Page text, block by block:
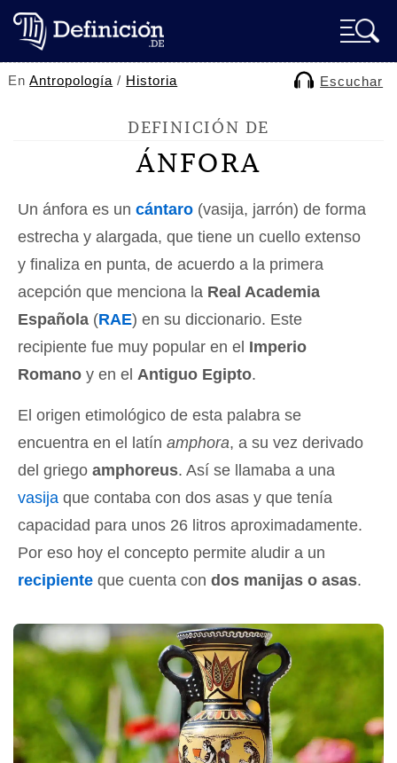
EnAntropología / Historia Escuchar
DEFINICIÓN DE
ÁNFORA
Un ánfora es un cántaro (vasija, jarrón) de forma
estrecha y alargada, que tiene un cuello extenso
y finaliza en punta, de acuerdo a la primera
acepción que menciona la Real Academia
Española (RAE) en su diccionario. Este
recipiente fue muy popular en el Imperio
Romano y en el Antiguo Egipto.
El origen etimológico de esta palabra se
encuentra en el latín amphora, a su vez derivado
del griego amphoreus. Así se llamaba a una
vasija que contaba con dos asas y que tenía
capacidad para unos 26 litros aproximadamente.
Por eso hoy el concepto permite aludir a un
recipiente que cuenta con dos manijas o asas.